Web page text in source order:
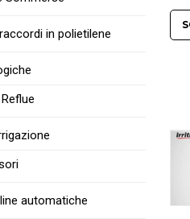
in polietilene
automatiche